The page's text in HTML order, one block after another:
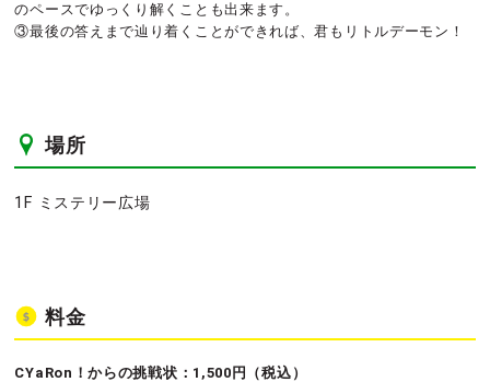
のペースでゆっくり解くことも出来ます。
③最後の答えまで辿り着くことができれば、君もリトルデーモン！
場所
1F ミステリー広場
料金
CYaRon！からの挑戦状：1,500円（税込）